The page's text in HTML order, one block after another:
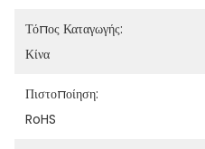
Τόπος Καταγωγής:
Κίνα
Πιστοποίηση:
RoHS